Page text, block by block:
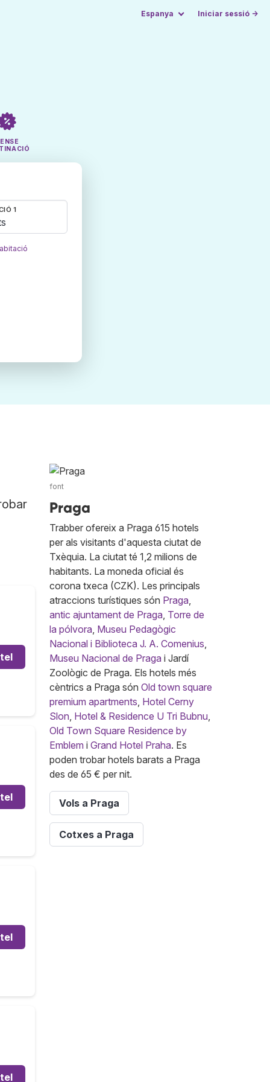
Espanya Iniciar sessió →
1
font
Praga
Trabber ofereix a Praga 615 hotels
per als visitants d'aquesta ciutat de
Txèquia. La ciutat té 1,2 milions de
habitants. La moneda oficial és
corona txeca (CZK). Les principals
atraccions turístiques són Praga,
antic ajuntament de Praga, Torre de
la pólvora, Museu Pedagògic
Nacional i Biblioteca J. A. Comenius,
Museu Nacional de Praga i Jardí
Zoològic de Praga. Els hotels més
cèntrics a Praga són Old town square
premium apartments, Hotel Cerny
Slon, Hotel & Residence U Tri Bubnu,
Old Town Square Residence by
Emblem i Grand Hotel Praha. Es
poden trobar hotels barats a Praga
des de 65 € per nit.
Vols a Praga
Cotxes a Praga